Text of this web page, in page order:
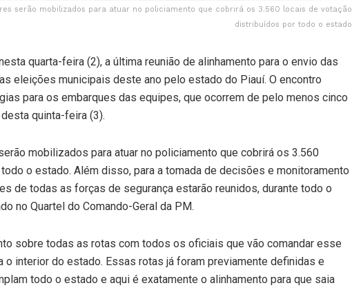
serão mobilizados para atuar no policiamento que cobrirá os 3.560 locais de votação
distribuídos por todo o estado
quarta-feira (2), a última reunião de alinhamento para o envio das
eleições municipais deste ano pelo estado do Piauí. O encontro
para os embarques das equipes, que ocorrem de pelo menos cinco
quinta-feira (3).
mobilizados para atuar no policiamento que cobrirá os 3.560
o estado. Além disso, para a tomada de decisões e monitoramento
de todas as forças de segurança estarão reunidos, durante todo o
no Quartel do Comando-Geral da PM.
sobre todas as rotas com todos os oficiais que vão comandar esse
o interior do estado. Essas rotas já foram previamente definidas e
todo o estado e aqui é exatamente o alinhamento para que saia